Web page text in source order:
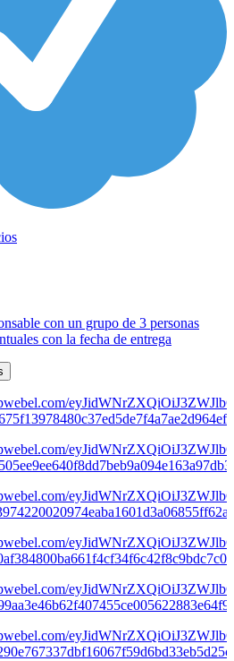
con un grupo de 3 personas
con la fecha de entrega